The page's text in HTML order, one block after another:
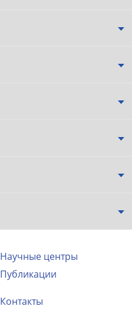
Научные центры
Публикации
Контакты